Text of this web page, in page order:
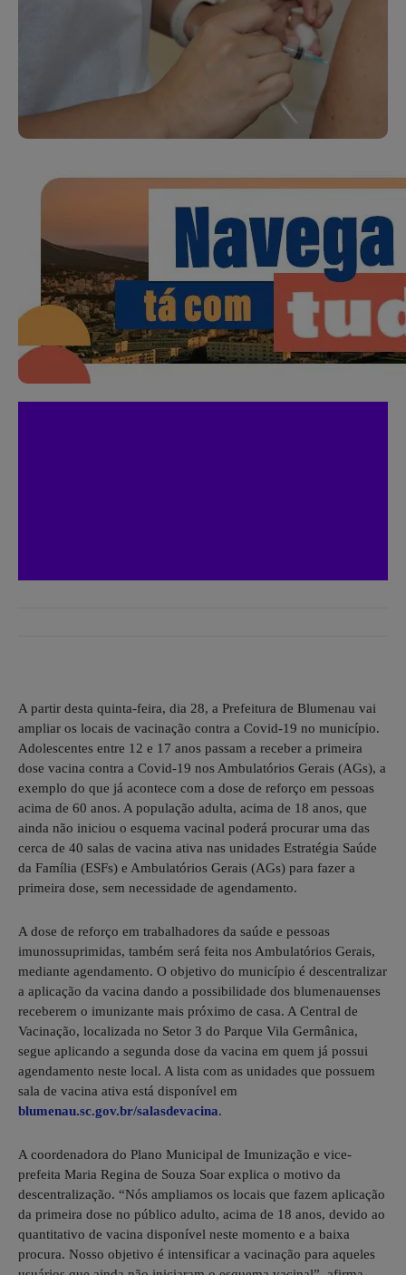
A partir desta quinta-feira, dia 28, a Prefeitura de Blumenau vai
ampliar os locais de vacinação contra a Covid-19 no município.
Adolescentes entre 12 e 17 anos passam a receber a primeira
dose vacina contra a Covid-19 nos Ambulatórios Gerais (AGs), a
exemplo do que já acontece com a dose de reforço em pessoas
acima de 60 anos. A população adulta, acima de 18 anos, que
ainda não iniciou o esquema vacinal poderá procurar uma das
cerca de 40 salas de vacina ativa nas unidades Estratégia Saúde
da Família (ESFs) e Ambulatórios Gerais (AGs) para fazer a
primeira dose, sem necessidade de agendamento.
A dose de reforço em trabalhadores da saúde e pessoas
imunossuprimidas, também será feita nos Ambulatórios Gerais,
mediante agendamento. O objetivo do município é descentralizar
a aplicação da vacina dando a possibilidade dos blumenauenses
receberem o imunizante mais próximo de casa. A Central de
Vacinação, localizada no Setor 3 do Parque Vila Germânica,
segue aplicando a segunda dose da vacina em quem já possui
agendamento neste local. A lista com as unidades que possuem
sala de vacina ativa está disponível em
blumenau.sc.gov.br/salasdevacina.
A coordenadora do Plano Municipal de Imunização e vice-
prefeita Maria Regina de Souza Soar explica o motivo da
descentralização. “Nós ampliamos os locais que fazem aplicação
da primeira dose no público adulto, acima de 18 anos, devido ao
quantitativo de vacina disponível neste momento e a baixa
procura. Nosso objetivo é intensificar a vacinação para aqueles